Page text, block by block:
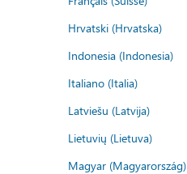
Hrvatski (Hrvatska)
Indonesia (Indonesia)
Italiano (Italia)
Latviešu (Latvija)
Lietuvių (Lietuva)
Magyar (Magyarország)